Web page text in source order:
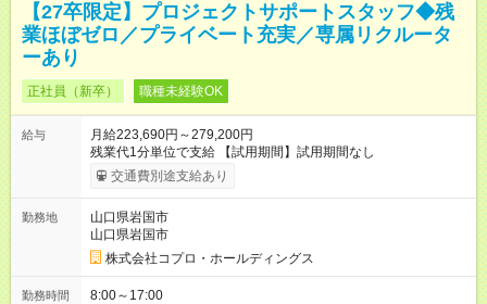
【27卒限定】プロジェクトサポートスタッフ◆残
業ほぼゼロ／プライベート充実／専属リクルータ
ーあり
正社員（新卒） 職種未経験OK
給与
月給223,690円～279,200円
残業代1分単位で支給 【試用期間】試用期間なし
交通費別途支給あり
勤務地
山口県岩国市
山口県岩国市
株式会社コプロ・ホールディングス
勤務時間
8:00～17:00